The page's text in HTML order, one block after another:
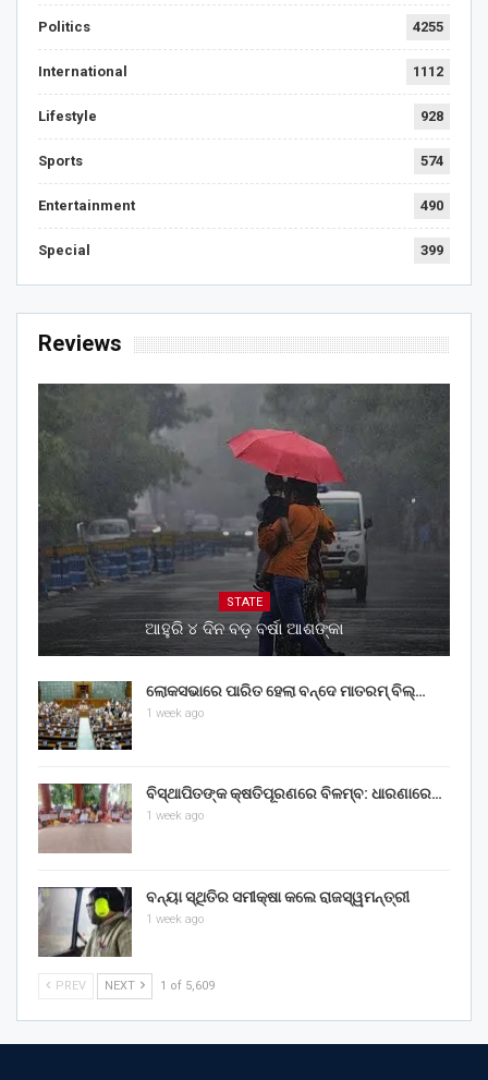
Politics 4255
International 1112
Lifestyle 928
Sports 574
Entertainment 490
Special 399
Reviews
STATE
ଆହୁରି ୪ ଦିନ ବଡ଼ ବର୍ଷା ଆଶଙ୍କା
ଲୋକସଭାରେ ପାରିତ ହେଲା ବନ୍ଦେ ମାତରମ୍‌ ବିଲ୍‌…
1 week ago
ବିସ୍ଥାପିତଙ୍କ କ୍ଷତିପୂରଣରେ ବିଳମ୍ବ: ଧାରଣାରେ…
1 week ago
ବନ୍ୟା ସ୍ଥିତିର ସମୀକ୍ଷା କଲେ ରାଜସ୍ୱମନ୍ତ୍ରୀ
1 week ago
PREV NEXT 1 of 5,609